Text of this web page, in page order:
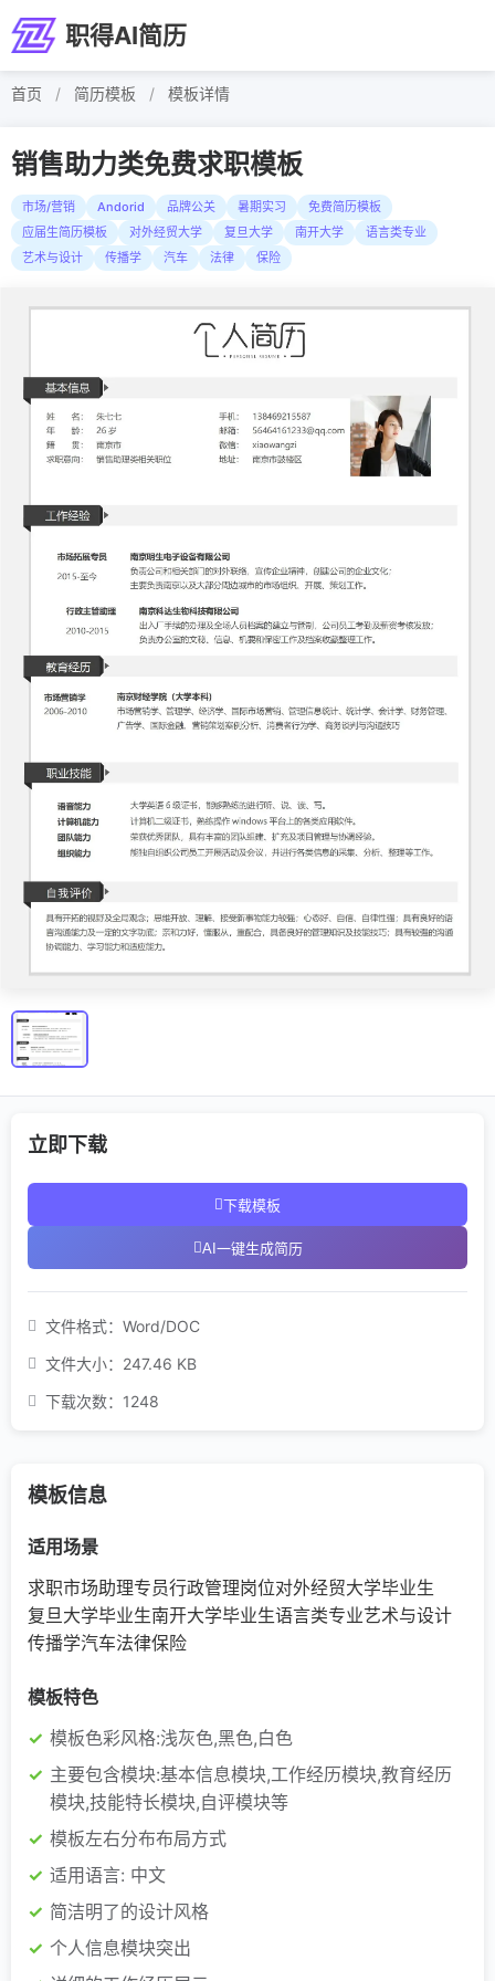
职得AI简历
首页 / 简历模板 / 模板详情
销售助力类免费求职模板
市场/营销 Andorid 品牌公关 暑期实习
免费简历模板
应届生简历模板
对外经贸大学 复旦大学 南开大学
语言类专业
艺术与设计
传播学 汽车 法律 保险
立即下载
下载模板
AI一键生成简历
文件格式： Word/DOC
文件大小： 247.46 KB
下载次数： 1248
模板信息
适用场景
求职市场助理专员行政管理岗位对外经贸大学毕业生
复旦大学毕业生南开大学毕业生语言类专业艺术与设计
传播学汽车法律保险
模板特色
模板色彩风格:浅灰色,黑色,白色
主要包含模块:基本信息模块,工作经历模块,教育经历
模块,技能特长模块,自评模块等
模板左右分布布局方式
适用语言: 中文
简洁明了的设计风格
个人信息模块突出